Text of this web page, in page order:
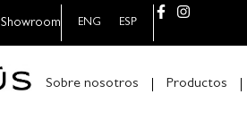
Showroom ENG ESP
Sobre nosotros Productos